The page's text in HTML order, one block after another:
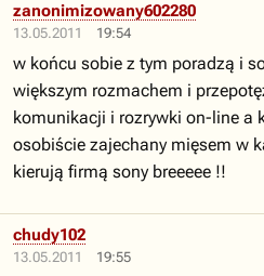
13.05.2011 19:54
zanonimizowany602280
w końcu sobie z tym poradzą i
większym rozmachem i
komunikacji i rozrywki on-line a
osobiście zajechany mięsem w
kierują firmą sony breeeee !!
13.05.2011 19:55
chudy102